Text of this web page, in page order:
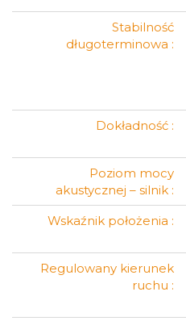
Stabilność
długoterminowa :
Dokładność :
Poziom mocy
akustycznej – silnik :
Wskaźnik położenia :
Regulowany kierunek
ruchu :